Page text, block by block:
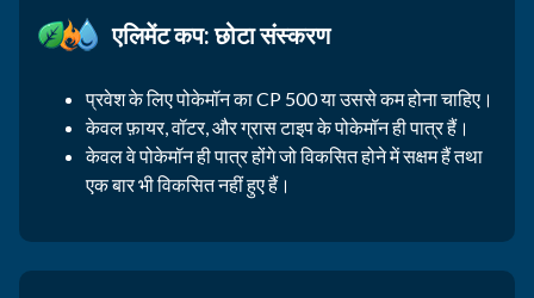
एलिमेंट कप: छोटा संस्करण
प्रवेश के लिए पोकेमॉन का CP 500 या उससे कम होना चाहिए।
केवल फ़ायर, वॉटर, और ग्रास टाइप के पोकेमॉन ही पात्र हैं।
केवल वे पोकेमॉन ही पात्र होंगे जो विकसित होने में सक्षम हैं तथा
एक बार भी विकसित नहीं हुए हैं।